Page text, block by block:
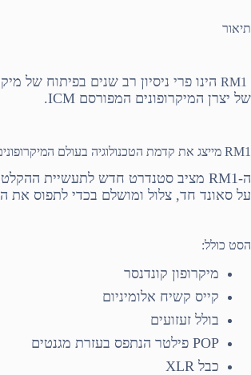
תיאור
RM1 הינו פרי ניסיון רב שנים בפיתוח של
של יצרן המיקרופונים המפורסם ICM
.
RM1 מייצג את קדמת הטכנולוגיה בעולם
ה-RM1 מציב סטנדרט חדש לתעשיית
על סאונד חד, צלול ומושלם בכדי לתפוס את
הסט כולל:
מיקרופון קונדנסר
קייס קשיח אלומיניום
בולל זעזועים
POP פילטר הנתפס בעזרת מגנטים
כבל XLR